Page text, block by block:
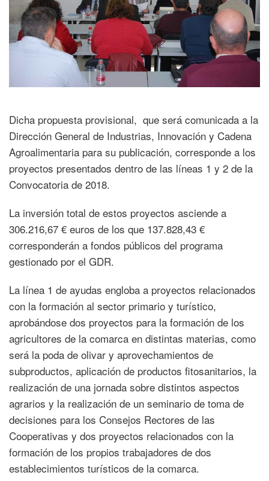
Dicha propuesta provisional, que será comunicada a la
Dirección General de Industrias, Innovación y Cadena
Agroalimentaria para su publicación, corresponde a los
proyectos presentados dentro de las líneas 1 y 2 de la
Convocatoria de 2018.
La inversión total de estos proyectos asciende a
306.216,67 € euros de los que 137.828,43 €
corresponderán a fondos públicos del programa
gestionado por el GDR.
La línea 1 de ayudas engloba a proyectos relacionados
con la formación al sector primario y turístico,
aprobándose dos proyectos para la formación de los
agricultores de la comarca en distintas materias, como
será la poda de olivar y aprovechamientos de
subproductos, aplicación de productos fitosanitarios, la
realización de una jornada sobre distintos aspectos
agrarios y la realización de un seminario de toma de
decisiones para los Consejos Rectores de las
Cooperativas y dos proyectos relacionados con la
formación de los propios trabajadores de dos
establecimientos turísticos de la comarca.